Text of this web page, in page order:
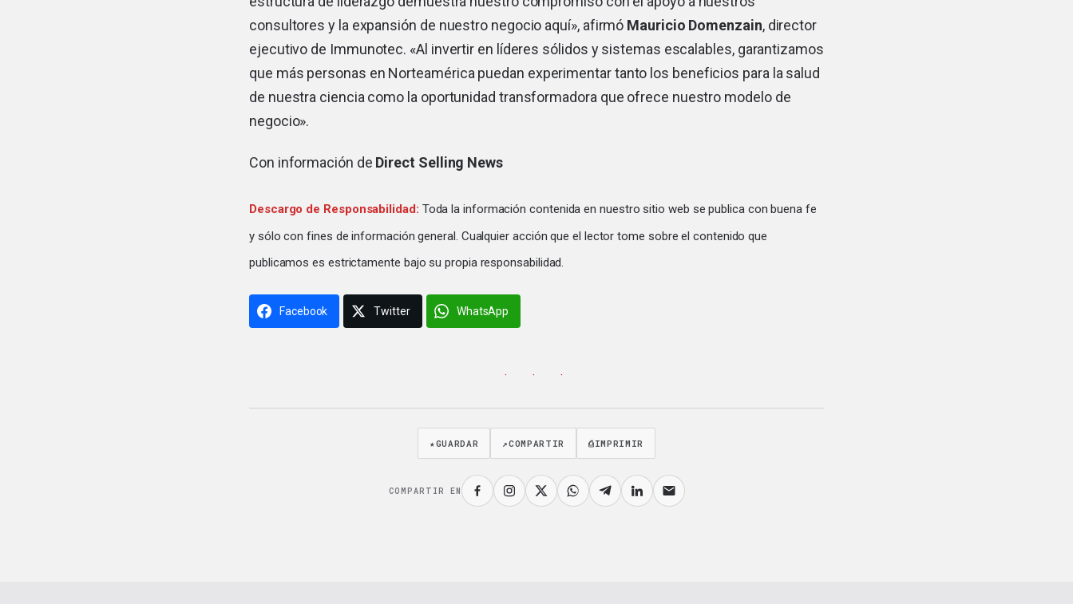
consultores y la expansión de nuestro negocio aquí», afirmó Mauricio Domenzain, director
ejecutivo de Immunotec. «Al invertir en líderes sólidos y sistemas escalables, garantizamos
que más personas en Norteamérica puedan experimentar tanto los beneficios para la salud
de nuestra ciencia como la oportunidad transformadora que ofrece nuestro modelo de
negocio».
Con información de Direct Selling News
Descargo de Responsabilidad: Toda la información contenida en nuestro sitio web se publica con buena fe
y sólo con fines de información general. Cualquier acción que el lector tome sobre el contenido que
publicamos es estrictamente bajo su propia responsabilidad.
Facebook Twitter WhatsApp
· · ·
★GUARDAR ↗COMPARTIR ⎙IMPRIMIR
COMPARTIR EN